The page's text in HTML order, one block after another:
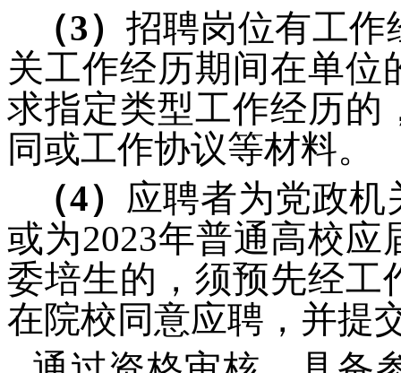
（3） 招聘岗位有工作
关工作经历期间在单位
求指定类型工作经历的
同或工作协议等材料。
（4） 应聘者为党政
或为2023年普通高校
委培生的，须预先经工
在院校同意应聘，并提